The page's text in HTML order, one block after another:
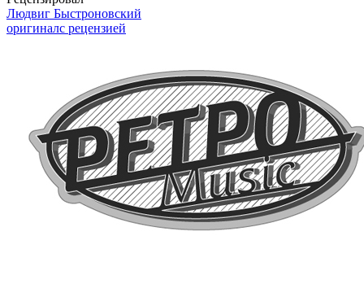
Людвиг Быстроновский
оригиналс рецензией